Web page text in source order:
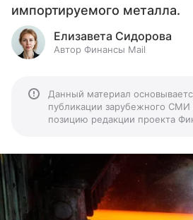
импортируемого металла.
Елизавета Сидорова
Автор Финансы Mail
Данный материал
публикации зарубежного СМИ
позицию редакции проекта